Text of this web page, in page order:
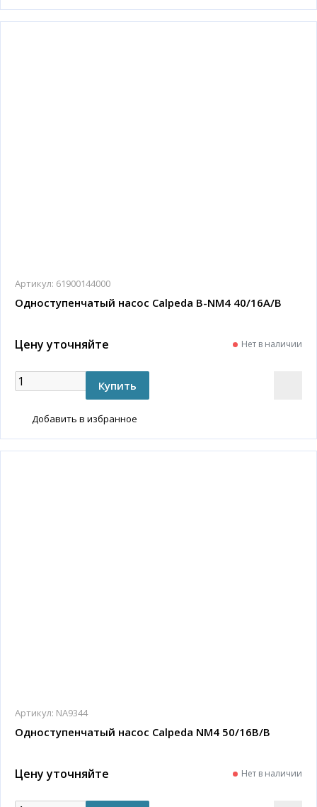
Артикул: 61900144000
Одноступенчатый насос Calpeda B-NM4 40/16A/B
Цену уточняйте Нет в наличии
Добавить в избранное
Артикул: NA9344
Одноступенчатый насос Calpeda NM4 50/16B/B
Цену уточняйте Нет в наличии